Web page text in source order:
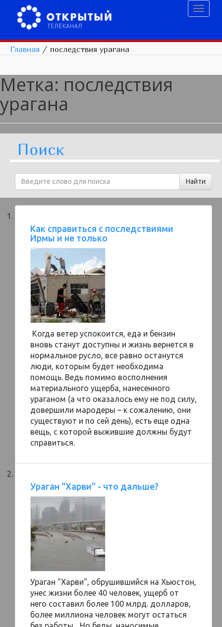
Главная / последствия урагана
Метка: последствия
урагана
Поиск
Как справиться с последствиями
Ирмы и не только
Когда ветер успокоится, еда и бензин
вновь станут доступны и жизнь вернется в
нормальное русло, все равно останутся
люди, которым будет необходима
помощь. Ведь помимо восполнения
материального ущерба, нанесенного
ураганом (а что оказалось ему не под силу,
довершили мародеры – к сожалению, они
существуют и по сей день), есть еще одна
вещь, с которой выжившие должны будут
справиться.
Ураган "Харви" - что дальше?
Ураган "Харви", обрушившийся на Хьюстон,
унес жизни более 40 человек, ущерб от
него составил более 100 млрд. долларов,
более миллиона человек могут остаться